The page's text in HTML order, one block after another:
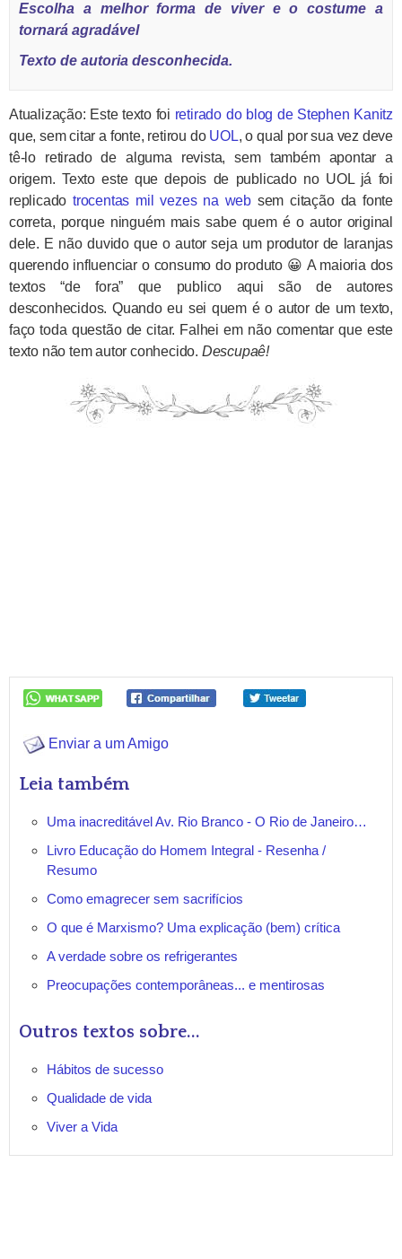
Escolha a melhor forma de viver e o costume a
tornará agradável
Texto de autoria desconhecida.
Atualização: Este texto foi retirado do blog de Stephen Kanitz
que, sem citar a fonte, retirou do UOL, o qual por sua vez deve
tê-lo retirado de alguma revista, sem também apontar a
origem. Texto este que depois de publicado no UOL já foi
replicadotrocentas mil vezes na web sem citação da fonte
correta, porque ninguém mais sabe quem é o autor original
dele. E não duvido que o autor seja um produtor de laranjas
querendo influenciar o consumo do produto 😀 A maioria dos
textos “de fora” que publico aqui são de autores
desconhecidos. Quando eu sei quem é o autor de um texto,
faço toda questão de citar. Falhei em não comentar que este
texto não tem autor conhecido. Descupaê!
Enviar a um Amigo
Leia também
Uma inacreditável Av. Rio Branco - O Rio de Janeiro…
Livro Educação do Homem Integral - Resenha /
Resumo
Como emagrecer sem sacrifícios
O que é Marxismo? Uma explicação (bem) crítica
A verdade sobre os refrigerantes
Preocupações contemporâneas... e mentirosas
Outros textos sobre...
Hábitos de sucesso
Qualidade de vida
Viver a Vida